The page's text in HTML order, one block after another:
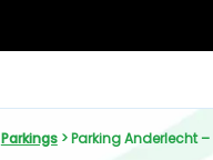
Parkings > Parking Anderlecht